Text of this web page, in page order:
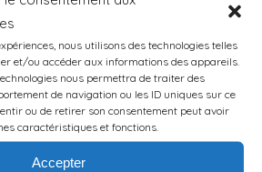
nous utilisons des technologies telles
et/ou accéder aux informations des appareils.
nous permettra de traiter des
de navigation ou les ID uniques sur ce
ou de retirer son consentement peut avoir
caractéristiques et fonctions.
Accepter
variantes sur internet
de Port Béni.) Cette
à environ 30 km (35
de […]
LIRE LA SUITE